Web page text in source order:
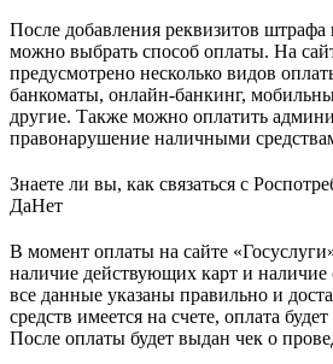
После добавления реквизитов
можно выбрать способ оплаты. На
предусмотрено несколько видов
банкоматы, онлайн-банкинг,
другие. Также можно оплатить
правонарушение наличными
Знаете ли вы, как связаться с
ДаНет
В момент оплаты на сайте
наличие действующих карт и наличие
все данные указаны правильно и
средств имеется на счете, оплата
После оплаты будет выдан чек о